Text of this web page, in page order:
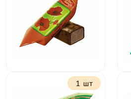
Трюфели Красный
октябрь
1 шт